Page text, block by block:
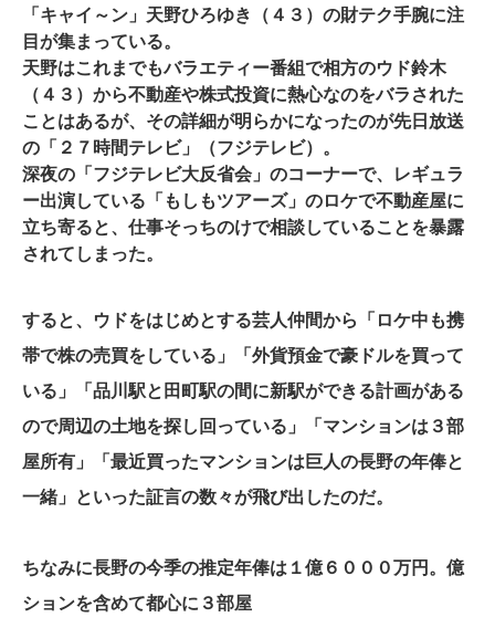
「キャイ～ン」天野ひろゆき（４３）の財テク手腕に注
目が集まっている。
天野はこれまでもバラエティー番組で相方のウド鈴木
（４３）から不動産や株式投資に熱心なのをバラされた
ことはあるが、その詳細が明らかになったのが先日放送
の「２７時間テレビ」（フジテレビ）。
深夜の「フジテレビ大反省会」のコーナーで、レギュラ
ー出演している「もしもツアーズ」のロケで不動産屋に
立ち寄ると、仕事そっちのけで相談していることを暴露
されてしまった。
すると、ウドをはじめとする芸人仲間から「ロケ中も携
帯で株の売買をしている」「外貨預金で豪ドルを買って
いる」「品川駅と田町駅の間に新駅ができる計画がある
ので周辺の土地を探し回っている」「マンションは３部
屋所有」「最近買ったマンションは巨人の長野の年俸と
一緒」といった証言の数々が飛び出したのだ。
ちなみに長野の今季の推定年俸は１億６０００万円。億
ションを含めて都心に３部屋